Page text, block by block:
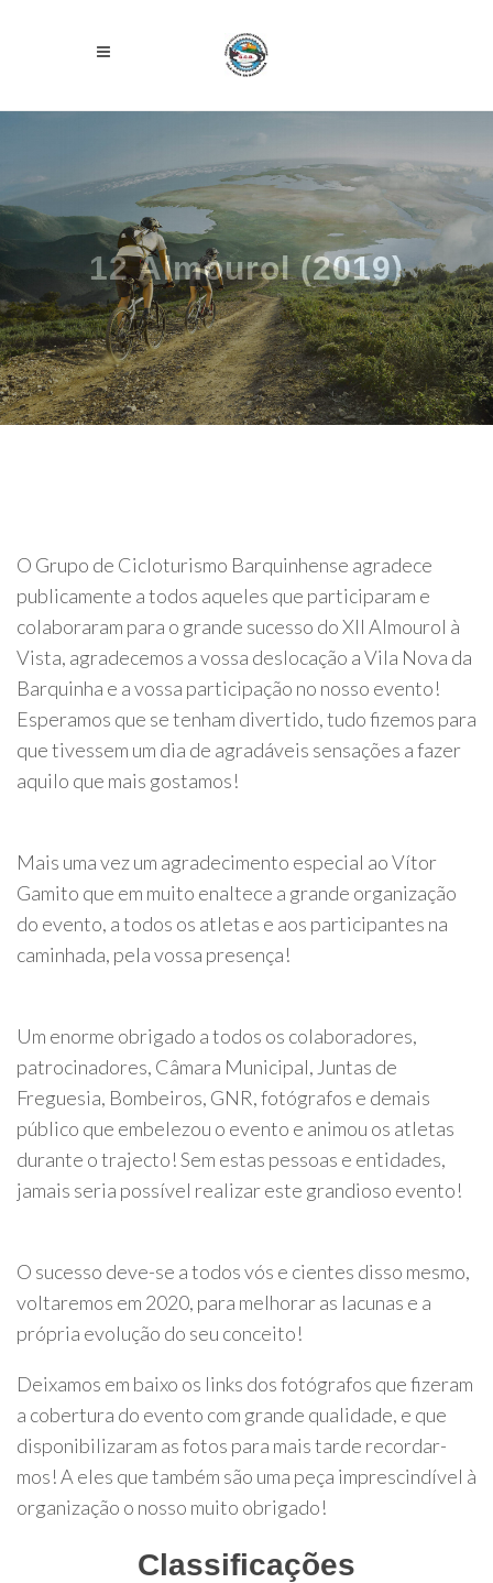
12 Almourol (2019)
O Grupo de Cicloturismo Barquinhense agradece
publicamente a todos aqueles que participaram e
colaboraram para o grande sucesso do XII Almourol à
Vista, agradecemos a vossa deslocação a Vila Nova da
Barquinha e a vossa participação no nosso evento!
Esperamos que se tenham divertido, tudo fizemos para
que tivessem um dia de agradáveis sensações a fazer
aquilo que mais gostamos!
Mais uma vez um agradecimento especial ao Vítor
Gamito que em muito enaltece a grande organização
do evento, a todos os atletas e aos participantes na
caminhada, pela vossa presença!
Um enorme obrigado a todos os colaboradores,
patrocinadores, Câmara Municipal, Juntas de
Freguesia, Bombeiros, GNR, fotógrafos e demais
público que embelezou o evento e animou os atletas
durante o trajecto! Sem estas pessoas e entidades,
jamais seria possível realizar este grandioso evento!
O sucesso deve-se a todos vós e cientes disso mesmo,
voltaremos em 2020, para melhorar as lacunas e a
própria evolução do seu conceito!
Deixamos em baixo os links dos fotógrafos que fizeram
a cobertura do evento com grande qualidade, e que
disponibilizaram as fotos para mais tarde recordar-
mos! A eles que também são uma peça imprescindível à
organização o nosso muito obrigado!
Classificações